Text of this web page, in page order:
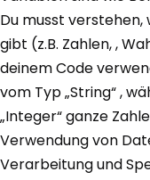
Du musst
gibt (z.B. Zahlen, ,
deinem Code
vom Typ „String“ ,
„Integer“ ganze
Verwendung von
Verarbeitung und